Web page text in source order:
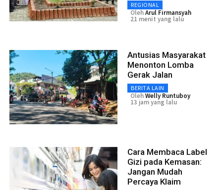
REGIONAL
OlehArul Firmansyah
21 menit yang lalu
Antusias Masyarakat
Menonton Lomba
Gerak Jalan
BERITA LAIN
OlehWelly Runtuboy
13 jam yang lalu
Cara Membaca Label
Gizi pada Kemasan:
Jangan Mudah
Percaya Klaim